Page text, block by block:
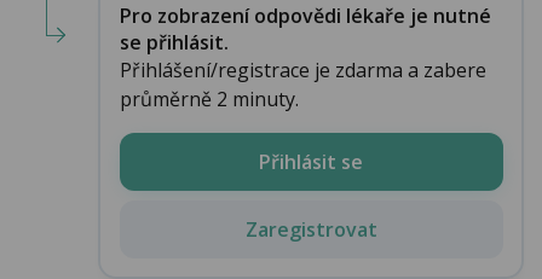
Pro zobrazení odpovědi lékaře je nutné
se přihlásit.
Přihlášení/registrace je zdarma a zabere
průměrně 2 minuty.
Přihlásit se
Zaregistrovat